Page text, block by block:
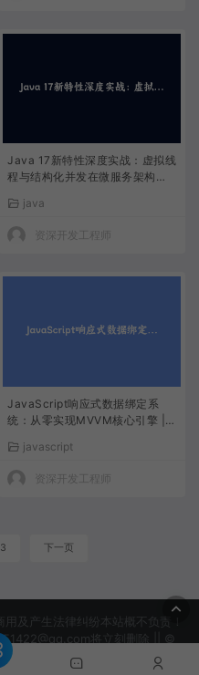
Java 17新特性深度实战：虚拟线
程与结构化并发在微服务架构中
java
资深开发工程师
JavaScript响应式数据绑定系
统：从零实现MVVM核心引擎 |
javascript
资深开发工程师
3 下一页
及产生法律纠纷本站概不负责！
将立刻删除 || ©
网站地图
蜀ICP备